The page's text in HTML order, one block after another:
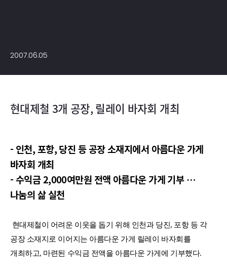
2007.06.05
현대제철 3개 공장, 릴레이 바자회 개최
- 인천, 포항, 당진 등 공장 소재지에서 아름다운 가게
바자회개최
- 수익금 2,000여만원 전액 아름다운 가게 기부 …
나눔의 삶 실천
현대제철이 어려운 이웃을 돕기 위해 인천과 당진, 포항 등 각
공장 소재지로 이어지는 아름다운 가게 릴레이 바자회를
개최하고, 마련된 수익금 전액을 아름다운 가게에 기부했다.